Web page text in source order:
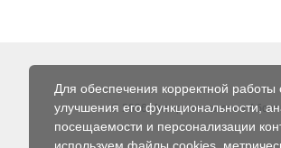
© 2026 Интернет-магазин
Для обеспечения корректной работы
улучшения его функциональности,
посещаемости и персонализации